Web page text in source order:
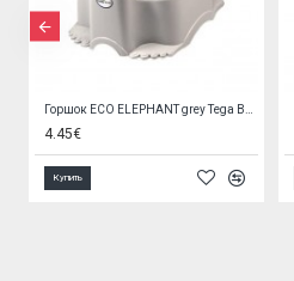
Горшок ECO ELEPHANT grey Tega Baby SL-001
4.45€
Купить